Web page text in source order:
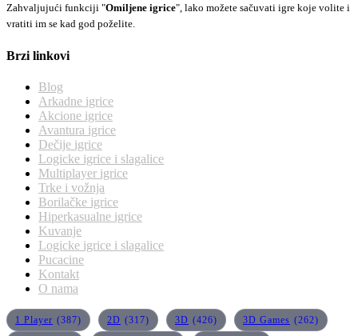
Zahvaljujući funkciji "Omiljene igrice", lako možete sačuvati igre koje volite i
vratiti im se kad god poželite.
Brzi linkovi
Blog
Arkadne igrice
Akcione igrice
Avantura igrice
Dečije igrice
Logicke igrice i slagalice
Multiplayer igrice
Trke i vožnja
Borilačke igrice
Hiperkasualne igrice
Kuvanje
Logicke igrice i slagalice
Pucacine
Kontakt
O nama
1 Player (387) 2D (317) 3D (426) 3D Games (262)